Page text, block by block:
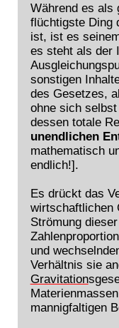
Während es als
flüchtigste Ding
ist, ist es
es steht als der
sonstigen
des Gesetzes,
ohne sich
dessen totale
unendlichen
mathematisch
endlich!].
Es drückt das
wirtschaftlichen
Strömung
und
Verhältnis sie
Gravitation
mannigfaltigen